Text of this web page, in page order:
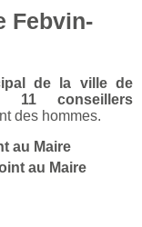
Febvin-
de la ville de
11 conseillers
des hommes.
au Maire
au Maire